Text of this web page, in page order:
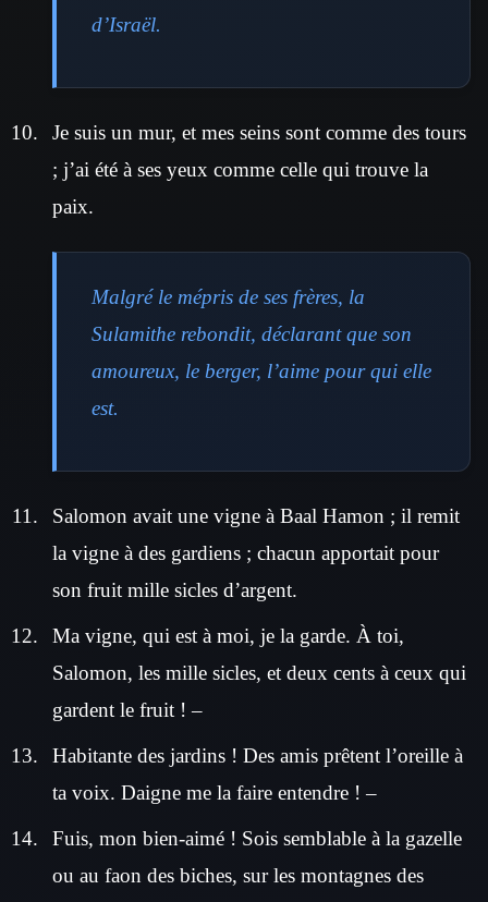
d’Israël.
Je suis un mur, et mes seins sont comme des tours
; j’ai été à ses yeux comme celle qui trouve la
paix.
Malgré le mépris de ses frères, la
Sulamithe rebondit, déclarant que son
amoureux, le berger, l’aime pour qui elle
est.
Salomon avait une vigne à Baal Hamon ; il remit
la vigne à des gardiens ; chacun apportait pour
son fruit mille sicles d’argent.
Ma vigne, qui est à moi, je la garde. À toi,
Salomon, les mille sicles, et deux cents à ceux qui
gardent le fruit ! –
Habitante des jardins ! Des amis prêtent l’oreille à
ta voix. Daigne me la faire entendre ! –
Fuis, mon bien-aimé ! Sois semblable à la gazelle
ou au faon des biches, sur les montagnes des